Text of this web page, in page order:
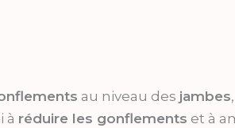
au niveau des jambes
à réduire les gonflements et à